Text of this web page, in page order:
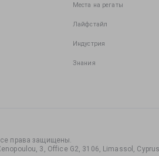
Места на регаты
Лайфстайл
Индустрия
Знания
права защищены.
3, Office G2, 3106, Limassol,